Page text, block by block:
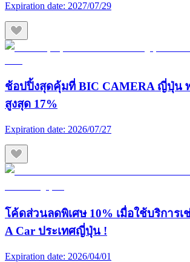
Expiration date: 2027/07/29
ช้อปปิ้งสุดคุ้มที่ BIC CAMERA ญี่ปุ่น
สูงสุด 17%
Expiration date: 2026/07/27
โค้ดส่วนลดพิเศษ 10% เมื่อใช้บริการเ
A Car ประเทศญี่ปุ่น !
Expiration date: 2026/04/01